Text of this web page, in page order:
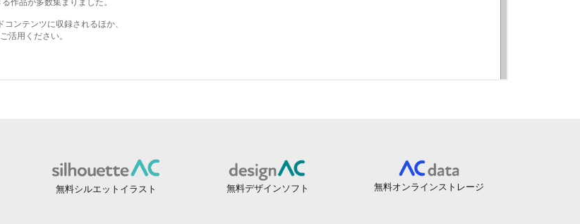
無料シルエットイラスト 無料デザインソフト 無料オンラインストレージ